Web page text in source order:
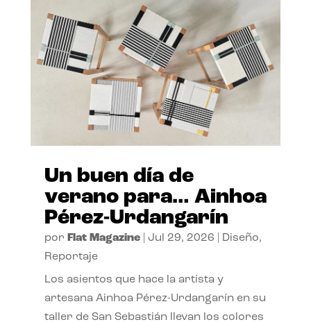
Un buen día de
verano para… Ainhoa
Pérez-Urdangarín
por Flat Magazine| Jul 29, 2026 Diseño,
Reportaje
Los asientos que hace la artista y
artesana Ainhoa Pérez-Urdangarín en su
taller de San Sebastián llevan los colores